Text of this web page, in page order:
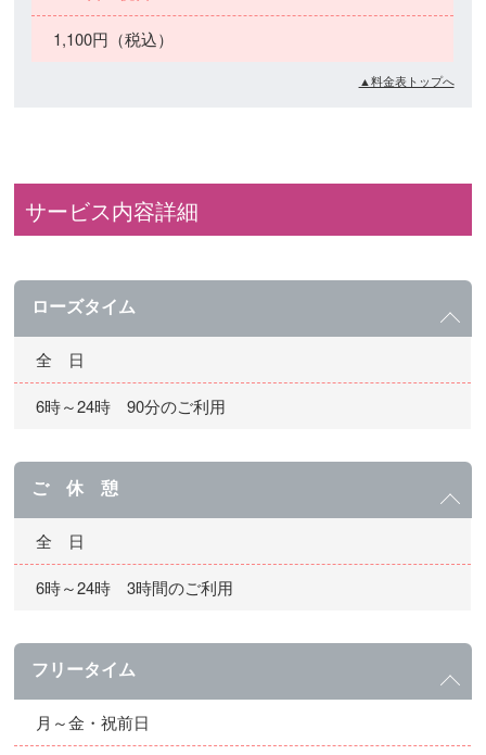
1,100円（税込）
▲料金表トップへ
サービス内容詳細
ローズタイム
全 日
6時～24時 90分のご利用
ご 休 憩
全 日
6時～24時 3時間のご利用
フリータイム
月～金・祝前日